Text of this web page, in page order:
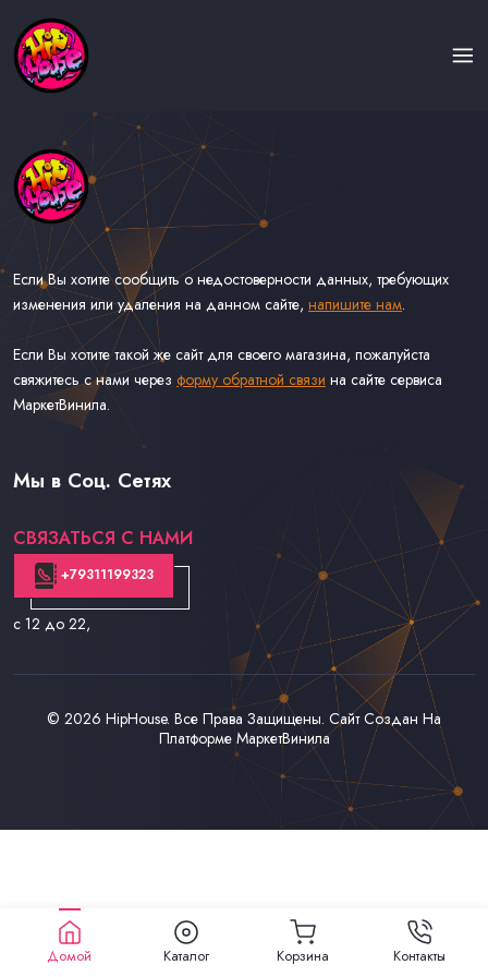
Если Вы хотите сообщить о недостоверности данных, требующих
изменения или удаления на данном сайте, напишите нам.
Если Вы хотите такой же сайт для своего магазина, пожалуйста
свяжитесь с нами через форму обратной связи на сайте сервиса
МаркетВинила.
Каталог Музыки на Виниле В Наличии
Доставка и Оплата
Мы в Соц. Сетях
СВЯЗАТЬСЯ С НАМИ
+79311199323
с 12 до 22,
© 2026 HipHouse. Все Права Защищены. Сайт Создан На
Платформе МаркетВинила
Домой Каталог Корзина Контакты